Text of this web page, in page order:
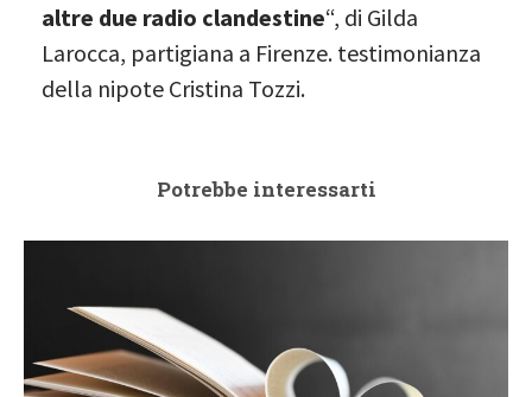
altre due radio clandestine“, di Gilda
Larocca, partigiana a Firenze. testimonianza
della nipote Cristina Tozzi.
Potrebbe interessarti